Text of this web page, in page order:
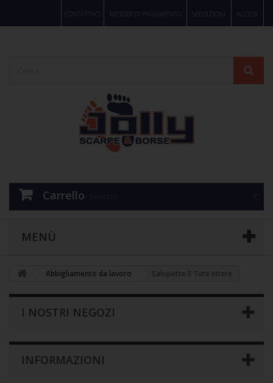
ACCEDI
SPEDIZIONI
METODI DI PAGAMENTO
CONTATTACI
Carrello
MENÙ
Abbigliamento da lavoro Salopette E Tute Intere
I NOSTRI NEGOZI
INFORMAZIONI